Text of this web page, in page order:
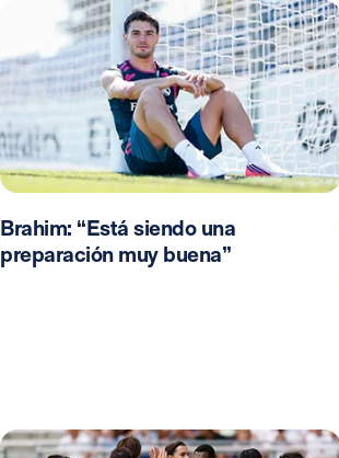
Brahim: “Está siendo una
preparación muy buena”